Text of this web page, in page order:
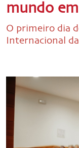
mundo
O primeiro dia
Internacional